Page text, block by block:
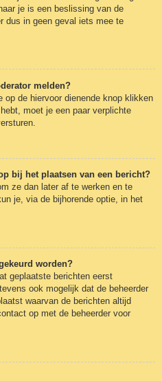
je is een beslissing van de
dus in geen geval iets mee te
melden?
op de hiervoor dienende knop klikken
moet je een paar verplichte
bij het plaatsen van een bericht?
ze dan later af te werken en te
je, via de bijhorende optie, in het
worden?
geplaatste berichten eerst
ook mogelijk dat de beheerder
waarvan de berichten altijd
op met de beheerder voor